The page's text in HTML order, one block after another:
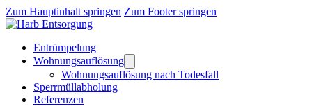
Zum Hauptinhalt springen Zum Footer springen
Entrümpelung
Wohnungsauflösung
Wohnungsauflösung nach Todesfall
Sperrmüllabholung
Referenzen